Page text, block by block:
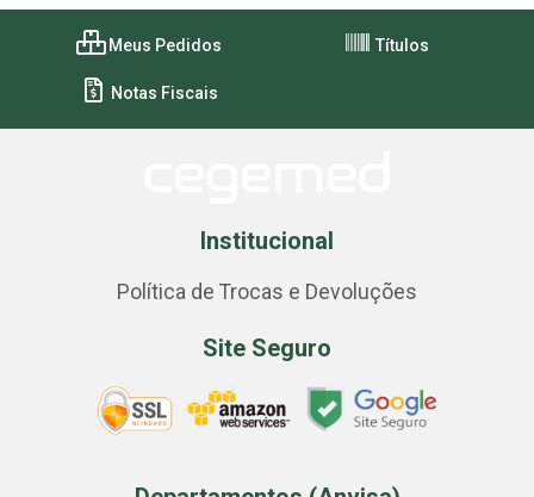
Meus Pedidos
Institucional
Política de Trocas e Devoluções
Site Seguro